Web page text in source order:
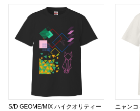
S/D GEOME/MIX ハイクオリティー
ニャン